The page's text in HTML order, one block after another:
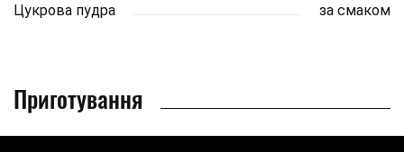
Цукрова пудра
за смаком
Приготування